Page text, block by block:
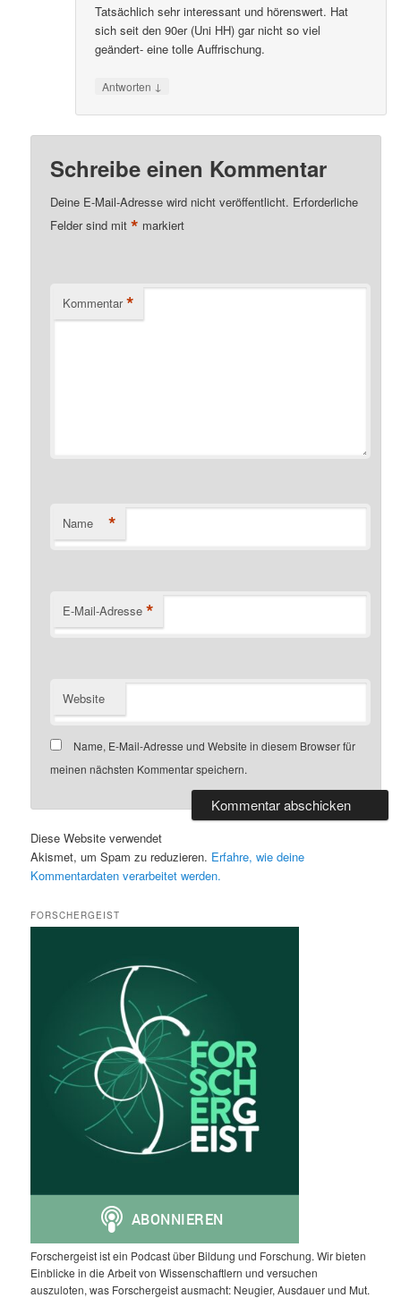
Tatsächlich sehr interessant und hörenswert. Hat
sich seit den 90er (Uni HH) gar nicht so viel
geändert- eine tolle Auffrischung.
Antworten ↓
Schreibe einen Kommentar
Deine E-Mail-Adresse wird nicht veröffentlicht. Erforderliche
Felder sind mit* markiert
Kommentar *
Name *
E-Mail-Adresse *
Website
Name, E-Mail-Adresse und Website in diesem Browser für
meinen nächsten Kommentar speichern.
Diese Website verwendet
Akismet, um Spam zu reduzieren. Erfahre, wie deine
Kommentardaten verarbeitet werden.
FORSCHERGEIST
Forschergeist ist ein Podcast über Bildung und Forschung. Wir bieten
Einblicke in die Arbeit von Wissenschaftlern und versuchen
auszuloten, was Forschergeist ausmacht: Neugier, Ausdauer und Mut.